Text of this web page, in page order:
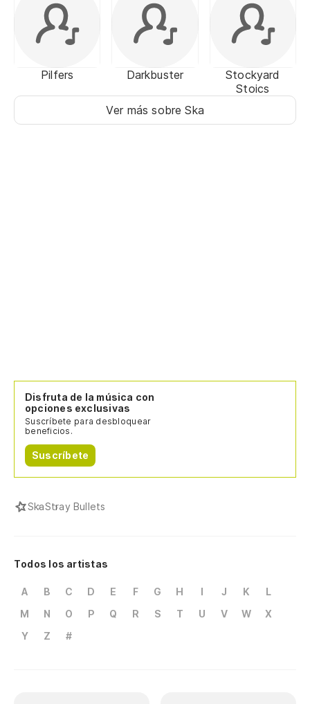
Pilfers Darkbuster
Stockyard
Stoics
Ver más sobre Ska
Disfruta de la música con
opciones exclusivas
Suscríbete para desbloquear
beneficios.
Suscríbete
SkaStray Bullets
Todos los artistas
A B C D E F G H I J K
L
M
N O P Q R S T U V W
X
Y
Z #